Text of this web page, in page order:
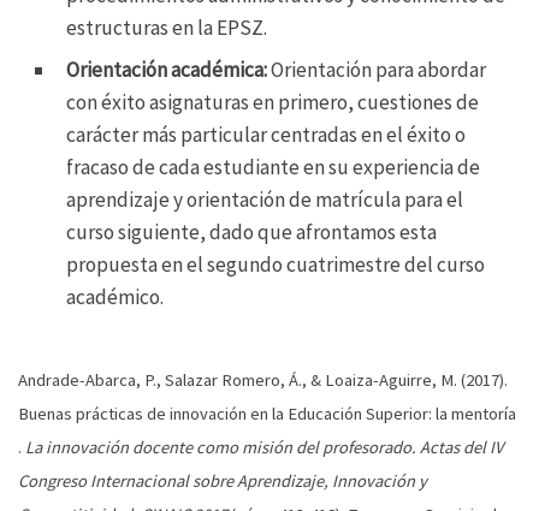
estructuras en la EPSZ.
Orientación académica:Orientación para abordar
con éxito asignaturas en primero, cuestiones de
carácter más particular centradas en el éxito o
fracaso de cada estudiante en su experiencia de
aprendizaje y orientación de matrícula para el
curso siguiente, dado que afrontamos esta
propuesta en el segundo cuatrimestre del curso
académico.
Andrade-Abarca, P., Salazar Romero, Á., & Loaiza-Aguirre, M. (2017).
Buenas prácticas de innovación en la Educación Superior: la mentoría
. La innovación docente como misión del profesorado. Actas del IV
Congreso Internacional sobre Aprendizaje, Innovación y